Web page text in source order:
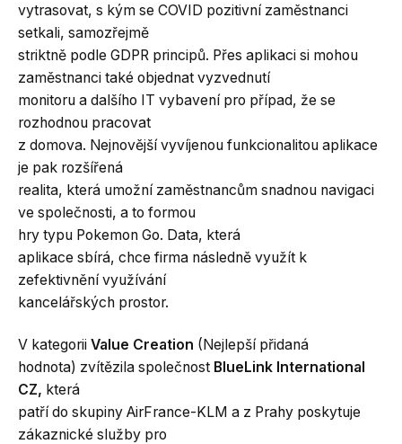
vytrasovat, s kým se COVID pozitivní zaměstnanci
setkali, samozřejmě
striktně podle GDPR principů. Přes aplikaci si mohou
zaměstnanci také objednat vyzvednutí
monitoru a dalšího IT vybavení pro případ, že se
rozhodnou pracovat
z domova. Nejnovější vyvíjenou funkcionalitou aplikace
je pak rozšířená
realita, která umožní zaměstnancům snadnou navigaci
ve společnosti, a to formou
hry typu Pokemon Go. Data, která
aplikace sbírá, chce firma následně využít k
zefektivnění využívání
kancelářských prostor.
V kategorii Value Creation (Nejlepší přidaná
hodnota) zvítězila společnost BlueLink International
CZ, která
patří do skupiny AirFrance-KLM a z Prahy poskytuje
zákaznické služby pro